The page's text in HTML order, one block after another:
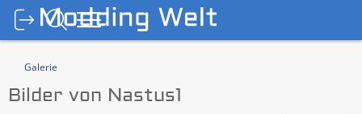
Galerie
Bilder von Nastus1